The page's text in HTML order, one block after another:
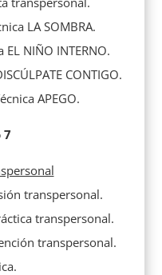
LA SOMBRA.
NIÑO INTERNO.
CONTIGO.
APEGO.
7
transpersonal.
transpersonal.
transpersonal.